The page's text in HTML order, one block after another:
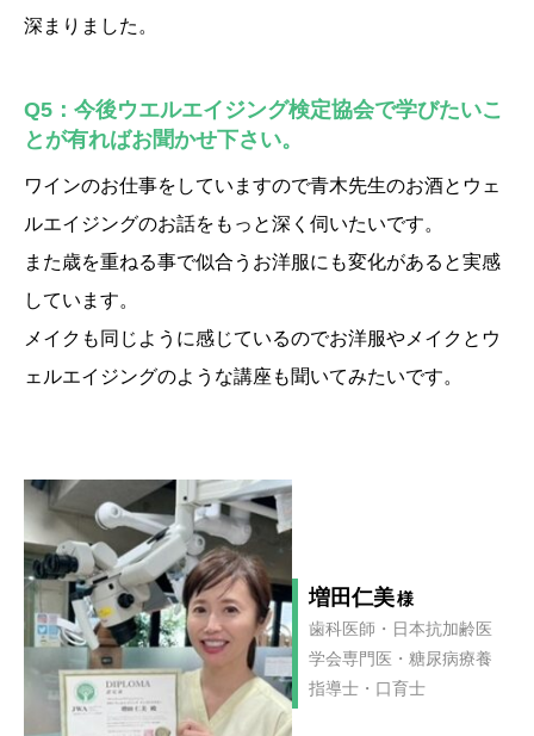
深まりました。
Q5：今後ウエルエイジング検定協会で学びたいこ
とが有ればお聞かせ下さい。
ワインのお仕事をしていますので青木先生のお酒とウェ
ルエイジングのお話をもっと深く伺いたいです。
また歳を重ねる事で似合うお洋服にも変化があると実感
しています。
メイクも同じように感じているのでお洋服やメイクとウ
ェルエイジングのような講座も聞いてみたいです。
増田仁美様
歯科医師・日本抗加齢医
学会専門医・糖尿病療養
指導士・口育士